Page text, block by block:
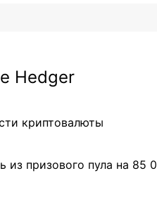
Hedger
криптовалюты
из призового пула на 85